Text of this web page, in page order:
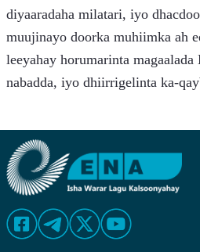
diyaaradaha milatari, iyo
muujinayo doorka muhiimka ah
leeyahay horumarinta
nabadda, iyo dhiirrigelinta ka-